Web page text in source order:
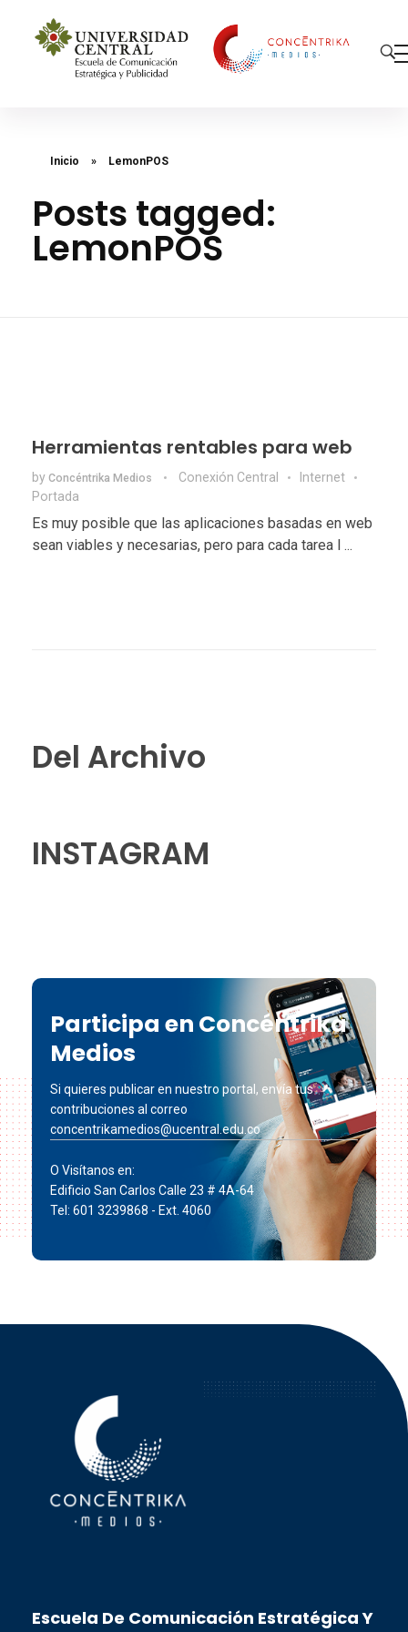
Inicio » LemonPOS
Posts tagged:
LemonPOS
Herramientas rentables para web
by Concéntrika Medios Conexión Central
Internet
Portada
Es muy posible que las aplicaciones basadas en web
sean viables y necesarias, pero para cada tarea l ...
Del Archivo
INSTAGRAM
Participa en Concéntrika
Medios
Si quieres publicar en nuestro portal, envía tus
contribuciones al correo
concentrikamedios@ucentral.edu.co
O Visítanos en:
Edificio San Carlos Calle 23 # 4A-64
Tel: 601 3239868 - Ext. 4060
Escuela De Comunicación Estratégica Y